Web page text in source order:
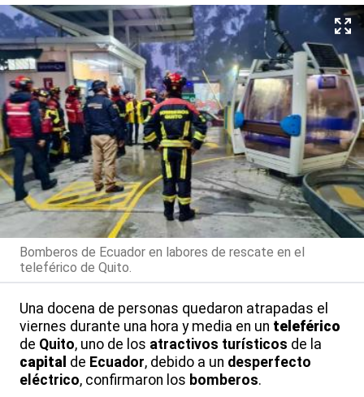
Bomberos de Ecuador en labores de rescate en el
teleférico de Quito.
Una docena de personas quedaron atrapadas el
viernes durante una hora y media en un teleférico
de Quito, uno de los atractivos turísticos de la
capital de Ecuador, debido a un desperfecto
eléctrico, confirmaron los bomberos.